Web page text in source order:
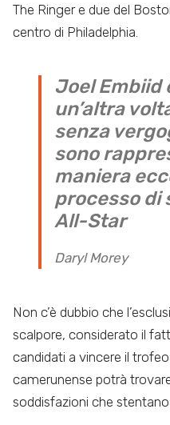
The Ringer e due del
centro di Philadelphia.
Joel Embiid
un’altra
senza
sono
maniera
processo di
All-Star
Daryl Morey
Non c’è dubbio che
scalpore, considerato il
candidati a vincere il
camerunense potrà
soddisfazioni che stentano